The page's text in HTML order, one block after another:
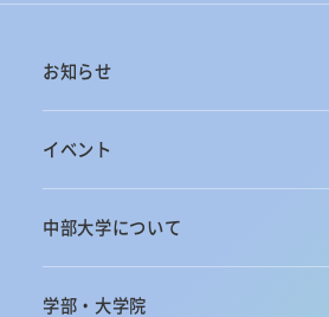
お知らせ
イベント
中部大学について
学部・大学院